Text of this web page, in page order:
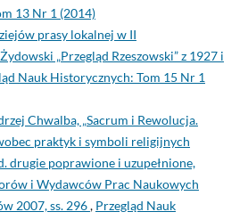
13 Nr 1 (2014)
prasy lokalnej w II
„Przegląd Rzeszowski” z 1927 i
Nauk Historycznych: Tom 15 Nr 1
Chwalba, „Sacrum i Rewolucja.
praktyk i symboli religijnych
drugie poprawione i uzupełnione,
i Wydawców Prac Naukowych
2007, ss. 296, Przegląd Nauk